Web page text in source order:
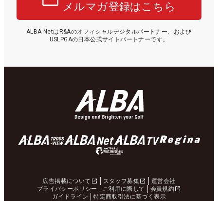
メルマガ登録はこちら
ALBA NetはR&Aのオフィシャルデジタルパートナー、および
USLPGAの日本公式サイトパートナーです。
広告掲載について スタッフ募集
運営会社
プライバシーポリシー
ご利用に際して
会員規約
ガイドライン
特定商取引法に基づく表示